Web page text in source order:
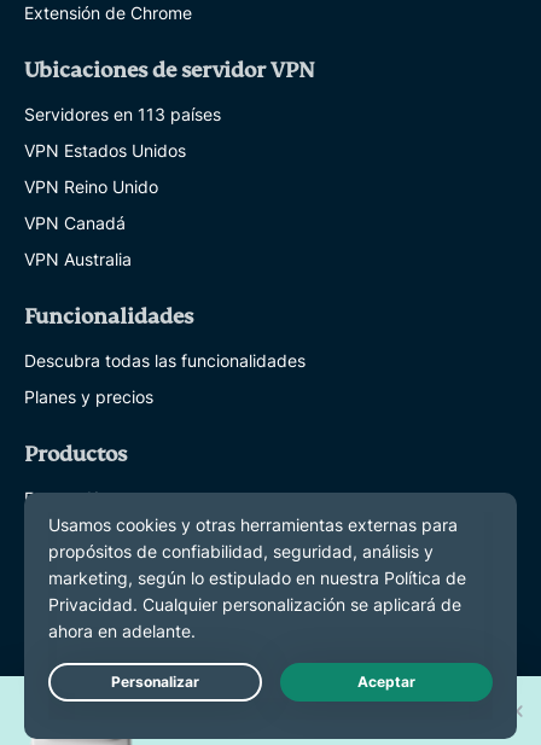
Extensión de Chrome
Ubicaciones de servidor VPN
Servidores en 113 países
VPN Estados Unidos
VPN Reino Unido
VPN Canadá
VPN Australia
Funcionalidades
Descubra todas las funcionalidades
Planes y precios
Productos
ExpressKeys
ExpressMailGuard
eSIM
ExpressAI
Acerca de ExpressVPN
Sobre nosotros
Live Chat
¡Gana uno de los 30 nuevos